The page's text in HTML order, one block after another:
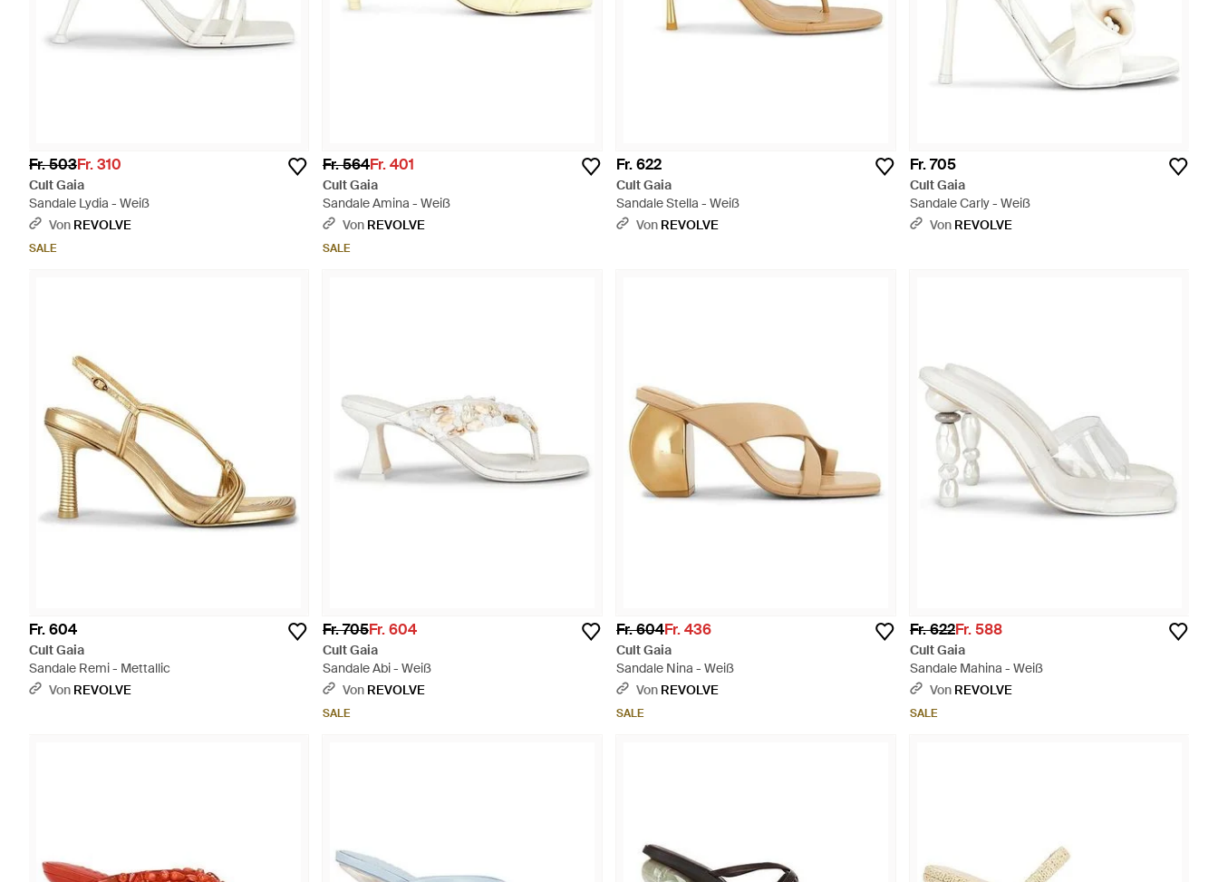
Fr. 503Fr. 310
Cult Gaia
Sandale Lydia - Weiß
Von REVOLVE
SALE
Fr. 564Fr. 401
Cult Gaia
Sandale Amina - Weiß
Von REVOLVE
SALE
Fr. 622
Cult Gaia
Sandale Stella - Weiß
Von REVOLVE
Fr. 705
Cult Gaia
Sandale Carly - Weiß
Von REVOLVE
Fr. 604
Cult Gaia
Sandale Remi - Mettallic
Von REVOLVE
Fr. 705Fr. 604
Cult Gaia
Sandale Abi - Weiß
Von REVOLVE
SALE
Fr. 604Fr. 436
Cult Gaia
Sandale Nina - Weiß
Von REVOLVE
SALE
Fr. 622Fr. 588
Cult Gaia
Sandale Mahina - Weiß
Von REVOLVE
SALE